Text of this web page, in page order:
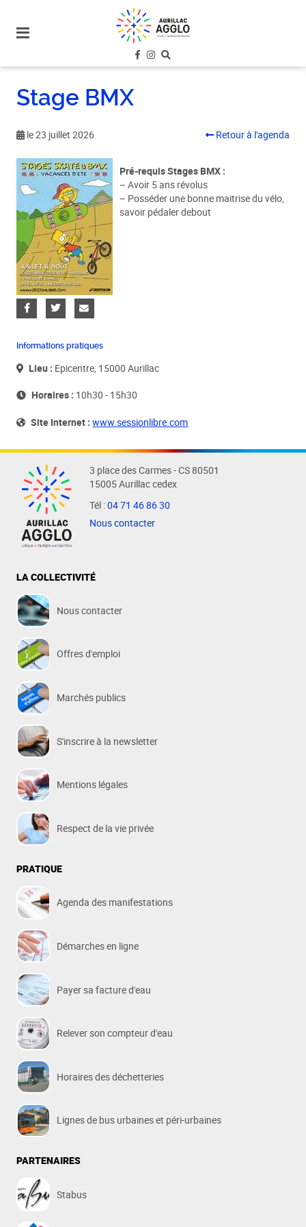
site
menu
contenu
Stage BMX
le 23 juillet 2026 Retour à l'agenda
Pré-requis Stages BMX :
– Avoir 5 ans révolus
– Posséder une bonne maitrise du vélo,
savoir pédaler debout
Informations pratiques
Lieu : Epicentre, 15000 Aurillac
Horaires : 10h30 - 15h30
Site Internet : www.sessionlibre.com
3 place des Carmes - CS 80501
15005 Aurillac cedex
Tél :04 71 46 86 30
Nous contacter
LA COLLECTIVITÉ
Nous contacter
Offres d'emploi
Marchés publics
S'inscrire à la newsletter
Mentions légales
Respect de la vie privée
PRATIQUE
Agenda des manifestations
Démarches en ligne
Payer sa facture d'eau
Relever son compteur d'eau
Horaires des déchetteries
Lignes de bus urbaines et péri-urbaines
PARTENAIRES
Stabus